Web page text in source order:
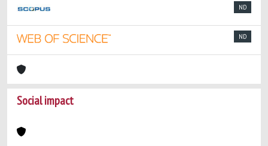
ND
ND
Social impact